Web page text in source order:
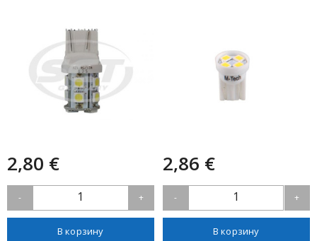
2,80 €
- 1 +
В корзину
2,86 €
- 1 +
В корзину